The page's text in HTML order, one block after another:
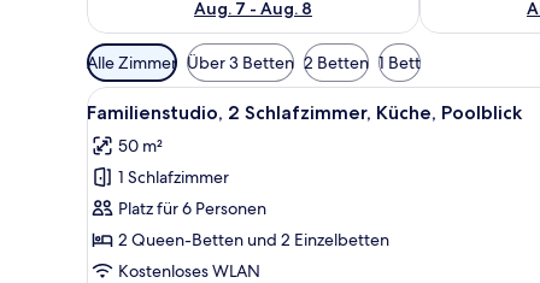
Aug. 7 - Aug. 8
Verfügbare
Filter
für
Zimmer
Alle Zimmer Über 3 Betten 2 Betten 1 Bett
Alle
Fotos
für
Familienstudio,
2 Schlafzimmer,
Küche,
Poolblick
Ein Esstisch für zwei
26
Familienstudio, 2 Schlafzimmer, Küche, Poolblick
50 m²
1 Schlafzimmer
Platz für 6 Personen
2 Queen-Betten und 2 Einzelbetten
Kostenloses WLAN